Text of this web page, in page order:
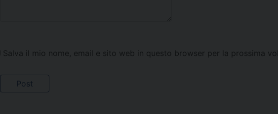
Salva il mio nome, email e sito web in questo browser per la prossima